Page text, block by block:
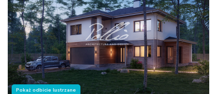
Pokaż odbicie lustrzane